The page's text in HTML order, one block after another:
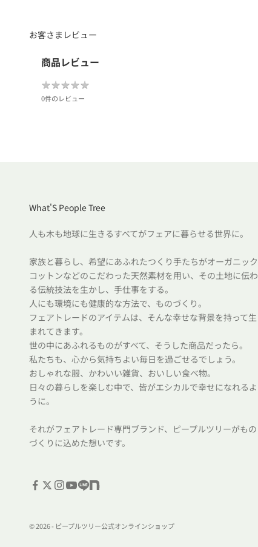
お客さまレビュー
商品レビュー
★★★★★
★★★★★
0件のレビュー
What'S People Tree
人も木も地球に生きるすべてがフェアに暮らせる世界に。
家族と暮らし、希望にあふれたつくり手たちがオーガニック
コットンなどのこだわった天然素材を用い、その土地に伝わ
る伝統技法を生かし、手仕事をする。
人にも環境にも健康的な方法で、ものづくり。
フェアトレードのアイテムは、そんな幸せな背景を持って生
まれてきます。
世の中にあふれるものがすべて、そうした商品だったら。
私たちも、心から気持ちよい毎日を過ごせるでしょう。
おしゃれな服、かわいい雑貨、おいしい食べ物。
日々の暮らしを楽しむ中で、皆がエシカルで幸せになれるよ
うに。
それがフェアトレード専門ブランド、ピープルツリーがもの
づくりに込めた想いです。
© 2026 - ピープルツリー公式オンラインショップ